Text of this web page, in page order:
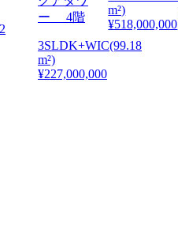
ー 4階
3SLDK+WIC(99.18
m²)
¥227,000,000
m²)
¥518,000,000